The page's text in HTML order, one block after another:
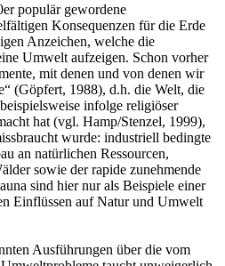
populär gewordene
Konsequenzen für die Erde
Anzeichen, welche die
Umwelt aufzeigen. Schon vorher
mit denen und von denen wir
(Göpfert, 1988), d.h. die Welt, die
infolge religiöser
hat (vgl. Hamp/Stenzel, 1999),
wurde: industriell bedingte
an natürlichen Ressourcen,
sowie der rapide zunehmende
sind hier nur als Beispiele einer
Einflüssen auf Natur und Umwelt
Ausführungen über die vom